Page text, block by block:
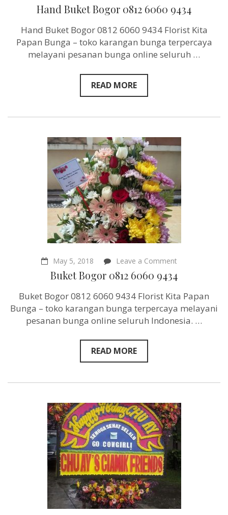
Buket
0812
9434
Hand Buket Bogor 0812 6060 9434
Hand Buket Bogor 0812 6060 9434 Florist Kita
Papan Bunga – toko karangan bunga terpercaya
melayani pesanan bunga online seluruh …
READ MORE
May 5, 2018 Leave a Commenton
Bogor
6060
Buket Bogor 0812 6060 9434
Buket Bogor 0812 6060 9434 Florist Kita Papan
Bunga – toko karangan bunga terpercaya melayani
pesanan bunga online seluruh Indonesia. …
READ MORE